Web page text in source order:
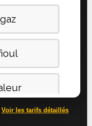
Voir les tarifs détaillés